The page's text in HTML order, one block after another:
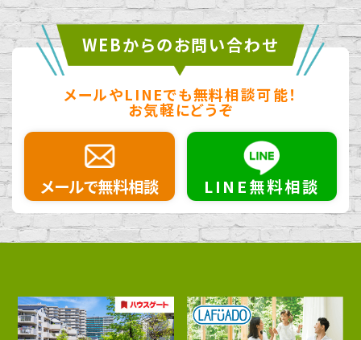
WEBからのお問い合わせ
メールやLINEでも無料相談可能！
お気軽にどうぞ
メールで無料相談 LINE無料相談